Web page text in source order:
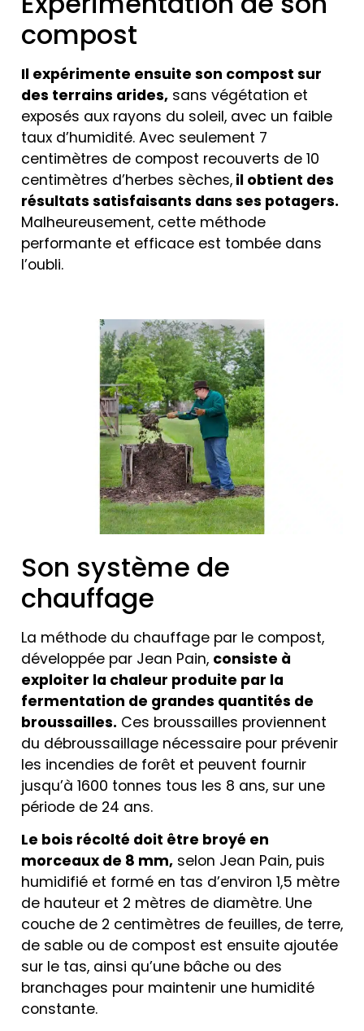
compost
Il expérimente ensuite son compost sur
des terrains arides, sans végétation et
exposés aux rayons du soleil, avec un faible
taux d’humidité. Avec seulement 7
centimètres de compost recouverts de 10
centimètres d’herbes sèches, il obtient des
résultats satisfaisants dans ses potagers.
Malheureusement, cette méthode
performante et efficace est tombée dans
l’oubli.
Son système de
chauffage
La méthode du chauffage par le compost,
développée par Jean Pain, consiste à
exploiter la chaleur produite par la
fermentation de grandes quantités de
broussailles. Ces broussailles proviennent
du débroussaillage nécessaire pour prévenir
les incendies de forêt et peuvent fournir
jusqu’à 1600 tonnes tous les 8 ans, sur une
période de 24 ans.
Le bois récolté doit être broyé en
morceaux de 8 mm, selon Jean Pain, puis
humidifié et formé en tas d’environ 1,5 mètre
de hauteur et 2 mètres de diamètre. Une
couche de 2 centimètres de feuilles, de terre,
de sable ou de compost est ensuite ajoutée
sur le tas, ainsi qu’une bâche ou des
branchages pour maintenir une humidité
constante.